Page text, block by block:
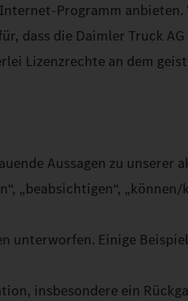
Programm
dass die Daimler Truck
Lizenzrechte an dem
Aussagen zu
„beabsichtigen“,
unterworfen. Einige
insbesondere ein